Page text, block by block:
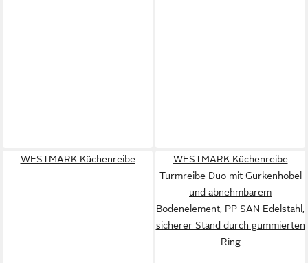
WESTMARK Küchenreibe
WESTMARK Küchenreibe
Turmreibe Duo mit Gurkenhobel
und abnehmbarem
Bodenelement, PP SAN Edelstahl,
sicherer Stand durch gummierten
Ring